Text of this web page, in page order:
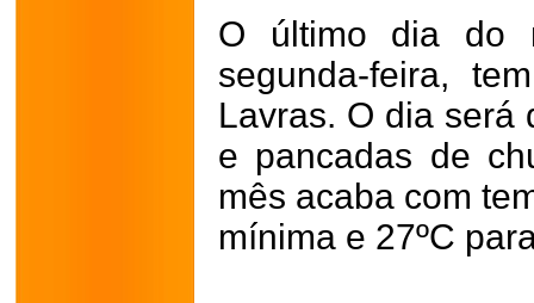
O último dia do
segunda-feira,
Lavras. O dia será
e pancadas de
mês acaba com
mínima e 27ºC